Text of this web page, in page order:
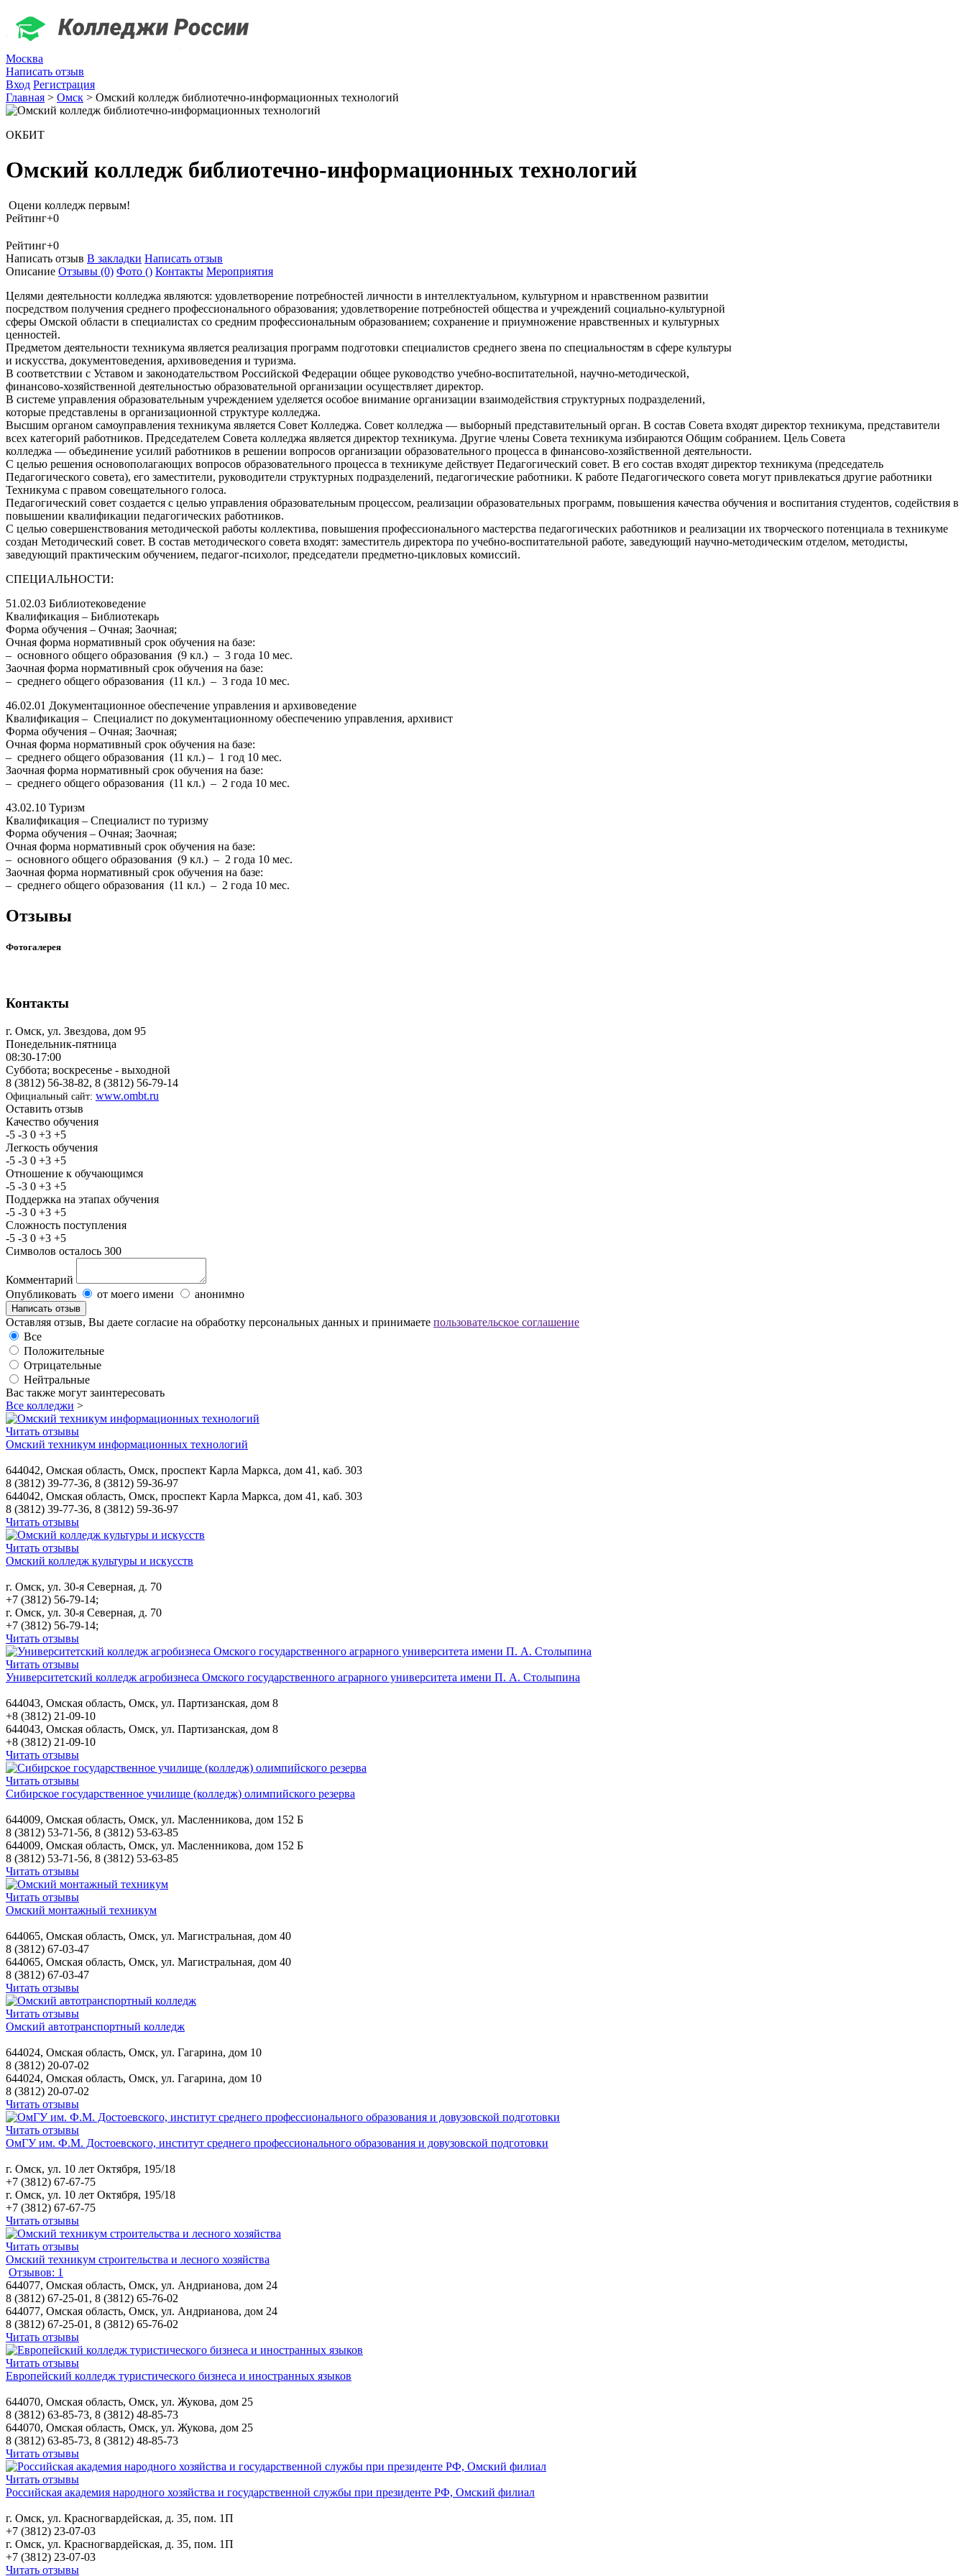
Москва
Написать отзыв
Вход Регистрация
Главная > Омск > Омский колледж библиотечно-информационных технологий
ОКБИТ
Омский колледж библиотечно-информационных технологий
Оцени колледж первым!
Рейтинг+0
Рейтинг+0
Написать отзыв В закладки Написать отзыв
Описание Отзывы (0) Фото () Контакты Мероприятия
Целями деятельности колледжа являются: удовлетворение потребностей личности в интеллектуальном, культурном и нравственном развитии
посредством получения среднего профессионального образования; удовлетворение потребностей общества и учреждений социально-культурной
сферы Омской области в специалистах со средним профессиональным образованием; сохранение и приумножение нравственных и культурных
ценностей.
Предметом деятельности техникума является реализация программ подготовки специалистов среднего звена по специальностям в сфере культуры
и искусства, документоведения, архивоведения и туризма.
В соответствии с Уставом и законодательством Российской Федерации общее руководство учебно-воспитательной, научно-методической,
финансово-хозяйственной деятельностью образовательной организации осуществляет директор.
В системе управления образовательным учреждением уделяется особое внимание организации взаимодействия структурных подразделений,
которые представлены в организационной структуре колледжа.
Высшим органом самоуправления техникума является Совет Колледжа. Совет колледжа — выборный представительный орган. В состав Совета входят директор техникума, представители
всех категорий работников. Председателем Совета колледжа является директор техникума. Другие члены Совета техникума избираются Общим собранием. Цель Совета
колледжа — объединение усилий работников в решении вопросов организации образовательного процесса в финансово-хозяйственной деятельности.
С целью решения основополагающих вопросов образовательного процесса в техникуме действует Педагогический совет. В его состав входят директор техникума (председатель
Педагогического совета), его заместители, руководители структурных подразделений, педагогические работники. К работе Педагогического совета могут привлекаться другие работники
Техникума с правом совещательного голоса.
Педагогический совет создается с целью управления образовательным процессом, реализации образовательных программ, повышения качества обучения и воспитания студентов, содействия в
повышении квалификации педагогических работников.
С целью совершенствования методической работы коллектива, повышения профессионального мастерства педагогических работников и реализации их творческого потенциала в техникуме
создан Методический совет. В состав методического совета входят: заместитель директора по учебно-воспитательной работе, заведующий научно-методическим отделом, методисты,
заведующий практическим обучением, педагог-психолог, председатели предметно-цикловых комиссий.
СПЕЦИАЛЬНОСТИ:
51.02.03 Библиотековедение
Квалификация – Библиотекарь
Форма обучения – Очная; Заочная;
Очная форма нормативный срок обучения на базе:
– основного общего образования (9 кл.) – 3 года 10 мес.
Заочная форма нормативный срок обучения на базе:
– среднего общего образования (11 кл.) – 3 года 10 мес.
46.02.01 Документационное обеспечение управления и архивоведение
Квалификация – Специалист по документационному обеспечению управления, архивист
Форма обучения – Очная; Заочная;
Очная форма нормативный срок обучения на базе:
– среднего общего образования (11 кл.) – 1 год 10 мес.
Заочная форма нормативный срок обучения на базе:
– среднего общего образования (11 кл.) – 2 года 10 мес.
43.02.10 Туризм
Квалификация – Специалист по туризму
Форма обучения – Очная; Заочная;
Очная форма нормативный срок обучения на базе:
– основного общего образования (9 кл.) – 2 года 10 мес.
Заочная форма нормативный срок обучения на базе:
– среднего общего образования (11 кл.) – 2 года 10 мес.
Отзывы
Фотогалерея
Контакты
г. Омск, ул. Звездова, дом 95
Понедельник-пятница
08:30-17:00
Суббота; воскресенье - выходной
8 (3812) 56-38-82, 8 (3812) 56-79-14
Официальный сайт: www.ombt.ru
Оставить отзыв
Качество обучения
-5 -3 0 +3 +5
Легкость обучения
-5 -3 0 +3 +5
Отношение к обучающимся
-5 -3 0 +3 +5
Поддержка на этапах обучения
-5 -3 0 +3 +5
Сложность поступления
-5 -3 0 +3 +5
Символов осталось 300
Комментарий
Опубликовать
от моего имени анонимно
Оставляя отзыв, Вы даете согласие на обработку персональных данных и принимаете пользовательское соглашение
Все
Положительные
Отрицательные
Нейтральные
Вас также могут заинтересовать
Все колледжи >
Читать отзывы
Омский техникум информационных технологий
644042, Омская область, Омск, проспект Карла Маркса, дом 41, каб. 303
8 (3812) 39-77-36, 8 (3812) 59-36-97
644042, Омская область, Омск, проспект Карла Маркса, дом 41, каб. 303
8 (3812) 39-77-36, 8 (3812) 59-36-97
Читать отзывы
Читать отзывы
Омский колледж культуры и искусств
г. Омск, ул. 30-я Северная, д. 70
+7 (3812) 56-79-14;
г. Омск, ул. 30-я Северная, д. 70
+7 (3812) 56-79-14;
Читать отзывы
Читать отзывы
Университетский колледж агробизнеса Омского государственного аграрного университета имени П. А. Столыпина
644043, Омская область, Омск, ул. Партизанская, дом 8
+8 (3812) 21-09-10
644043, Омская область, Омск, ул. Партизанская, дом 8
+8 (3812) 21-09-10
Читать отзывы
Читать отзывы
Сибирское государственное училище (колледж) олимпийского резерва
644009, Омская область, Омск, ул. Масленникова, дом 152 Б
8 (3812) 53-71-56, 8 (3812) 53-63-85
644009, Омская область, Омск, ул. Масленникова, дом 152 Б
8 (3812) 53-71-56, 8 (3812) 53-63-85
Читать отзывы
Читать отзывы
Омский монтажный техникум
644065, Омская область, Омск, ул. Магистральная, дом 40
8 (3812) 67-03-47
644065, Омская область, Омск, ул. Магистральная, дом 40
8 (3812) 67-03-47
Читать отзывы
Читать отзывы
Омский автотранспортный колледж
644024, Омская область, Омск, ул. Гагарина, дом 10
8 (3812) 20-07-02
644024, Омская область, Омск, ул. Гагарина, дом 10
8 (3812) 20-07-02
Читать отзывы
Читать отзывы
ОмГУ им. Ф.М. Достоевского, институт среднего профессионального образования и довузовской подготовки
г. Омск, ул. 10 лет Октября, 195/18
+7 (3812) 67-67-75
г. Омск, ул. 10 лет Октября, 195/18
+7 (3812) 67-67-75
Читать отзывы
Читать отзывы
Омский техникум строительства и лесного хозяйства
Отзывов: 1
644077, Омская область, Омск, ул. Андрианова, дом 24
8 (3812) 67-25-01, 8 (3812) 65-76-02
644077, Омская область, Омск, ул. Андрианова, дом 24
8 (3812) 67-25-01, 8 (3812) 65-76-02
Читать отзывы
Читать отзывы
Европейский колледж туристического бизнеса и иностранных языков
644070, Омская область, Омск, ул. Жукова, дом 25
8 (3812) 63-85-73, 8 (3812) 48-85-73
644070, Омская область, Омск, ул. Жукова, дом 25
8 (3812) 63-85-73, 8 (3812) 48-85-73
Читать отзывы
Читать отзывы
Российская академия народного хозяйства и государственной службы при президенте РФ, Омский филиал
г. Омск, ул. Красногвардейская, д. 35, пом. 1П
+7 (3812) 23-07-03
г. Омск, ул. Красногвардейская, д. 35, пом. 1П
+7 (3812) 23-07-03
Читать отзывы